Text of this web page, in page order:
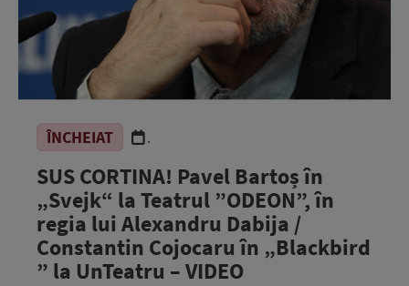
ÎNCHEIAT .
SUS CORTINA! Pavel Bartoș în
„Svejk“ la Teatrul ”ODEON”, în
regia lui Alexandru Dabija /
Constantin Cojocaru în „Blackbird
” la UnTeatru – VIDEO